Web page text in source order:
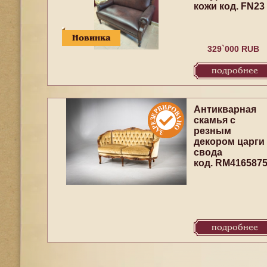
Новинка
кожи код. FN23
329`000 RUB
подробнее
Антикварная
скамья с
резным
декором царги
свода
код. RM4165875
подробнее